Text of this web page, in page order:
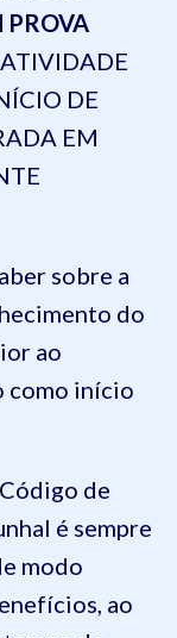
PROVA
DE
EM
sobre a
do
ao
como início
de
é sempre
modo
ao